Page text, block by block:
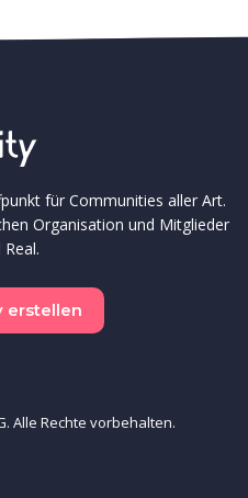
für Communities aller Art.
Organisation und Mitglieder
erstellen
Alle Rechte vorbehalten.